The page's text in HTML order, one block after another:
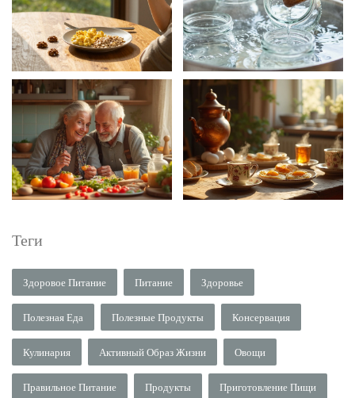
Теги
Здоровое Питание Питание Здоровье
Полезная Еда Полезные Продукты Консервация
Кулинария Активный Образ Жизни Овощи
Правильное Питание Продукты Приготовление Пищи